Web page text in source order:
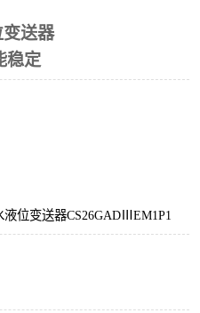
送器
稳定
位变送器CS26GADⅢEM1P1